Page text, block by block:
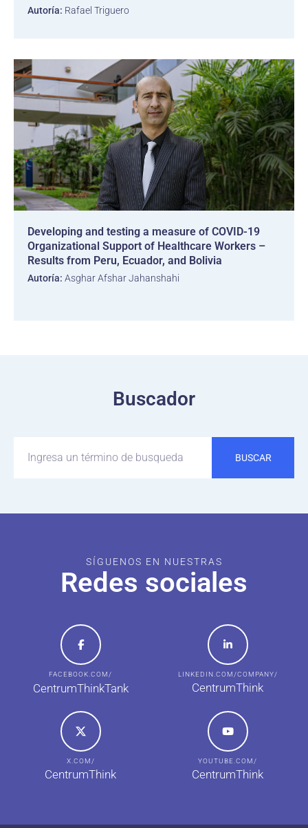
Autoría: Rafael Triguero
Developing and testing a measure of COVID-19
Organizational Support of Healthcare Workers –
Results from Peru, Ecuador, and Bolivia
Autoría: Asghar Afshar Jahanshahi
Buscador
BUSCAR
SÍGUENOS EN NUESTRAS
Redes sociales
FACEBOOK.COM/
CentrumThinkTank
LINKEDIN.COM/COMPANY/
CentrumThink
X.COM/
CentrumThink
YOUTUBE.COM/
CentrumThink